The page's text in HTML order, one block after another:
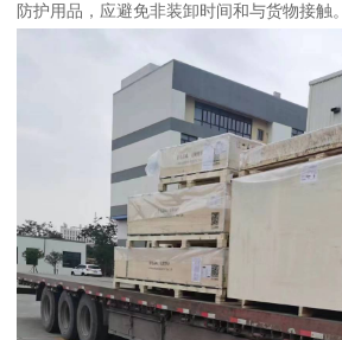
防护用品，应避免非装卸时间和与货物接触。